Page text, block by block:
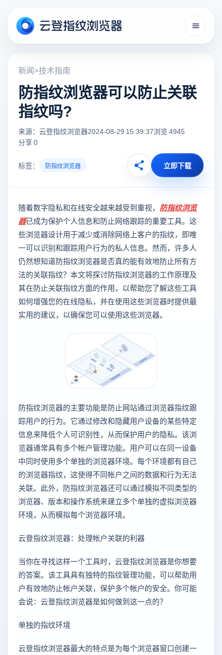
新闻>技术指南
防指纹浏览器可以防止关联
指纹吗?
来源：云登指纹浏览器2024-08-29 15:39:37浏览 4945
分享 0
标签： 防指纹浏览器 立即下载
随着数字隐私和在线安全越来越受到重视， 防指纹浏览
器已成为保护个人信息和防止网络跟踪的重要工具。这
些浏览器设计用于减少或消除网络上客户的指纹，即唯
一可以识别和跟踪用户行为的私人信息。然而，许多人
仍然想知道防指纹浏览器是否真的能有效地防止所有方
法的关联指纹？本文将探讨防指纹浏览器的工作原理及
其在防止关联指纹方面的作用，以帮助您了解这些工具
如何增强您的在线隐私，并在使用这些浏览器时提供最
实用的建议，以确保您可以使用这些浏览器。
防指纹浏览器的主要功能是防止网站通过浏览器指纹跟
踪用户的行为。它通过修改和隐藏用户设备的某些特定
信息来降低个人可识别性，从而保护用户的隐私。该浏
览器通常具有多个帐户管理功能。用户可以在同一设备
中同时使用多个单独的浏览器环境。每个环境都有自己
的浏览器指纹，这使得不同帐户之间的数据和行为无法
关联。此外，防指纹浏览器还可以通过模拟不同类型的
浏览器、版本和操作系统来建立多个单独的虚拟浏览器
环境，从而模拟每个浏览器环境。
云登指纹浏览器：处理帐户关联的利器
当你在寻找这样一个工具时，云登指纹浏览器是你想要
的答案。该工具具有独特的指纹管理功能，可以帮助用
户有效地防止帐户关联，保护多个帐户的安全。你可能
会说：云登指纹浏览器是如何做到这一点的？
单独的指纹环境
云登指纹浏览器最大的特点是为每个浏览器窗口创建一